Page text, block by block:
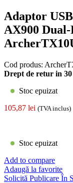
Adaptor
AX900
Cod produs:
Drept de retur in 30
Stoc epuizat
105,87 lei (TVA inclus)
Stoc epuizat
Add to compare
Adaugă la favorite
Solicită Publicare În